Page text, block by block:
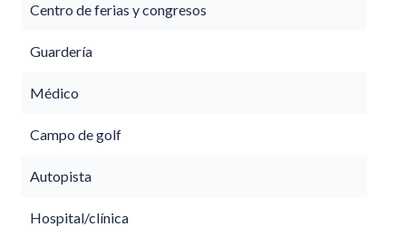
Centro de ferias y congresos
Guardería
Médico
Campo de golf
Autopista
Hospital/clínica